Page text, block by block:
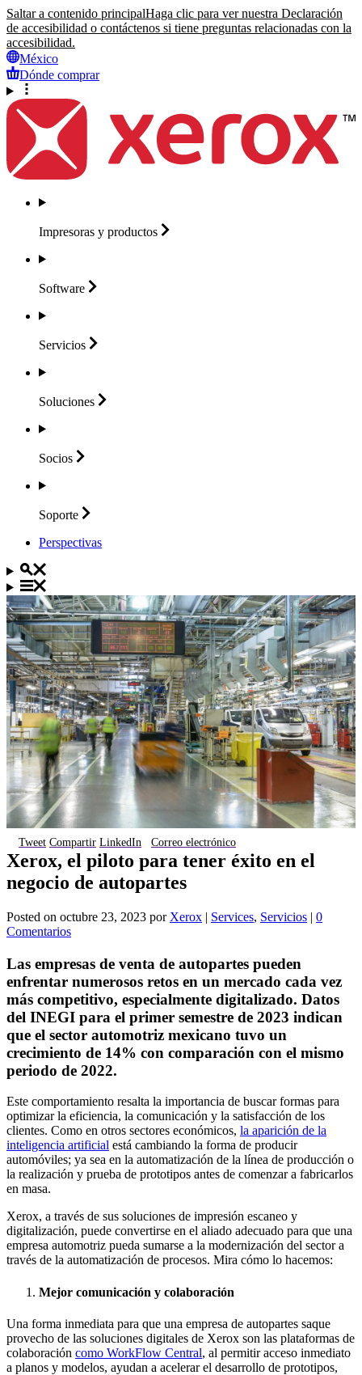
Saltar a contenido principalHaga clic para ver nuestra Declaración
de accesibilidad o contáctenos si tiene preguntas relacionadas con la
accesibilidad.
México
Dónde comprar
Impresoras y productos
Software
Servicios
Soluciones
Socios
Soporte
Perspectivas
Tweet Compartir LinkedIn Correo electrónico
Xerox, el piloto para tener éxito en el
negocio de autopartes
Posted on octubre 23, 2023 por Xerox | Services, Servicios | 0
Comentarios
Las empresas de venta de autopartes pueden
enfrentar numerosos retos en un mercado cada vez
más competitivo, especialmente digitalizado. Datos
del INEGI para el primer semestre de 2023 indican
que el sector automotriz mexicano tuvo un
crecimiento de 14% con comparación con el mismo
periodo de 2022.
Este comportamiento resalta la importancia de buscar formas para
optimizar la eficiencia, la comunicación y la satisfacción de los
clientes. Como en otros sectores económicos, la aparición de la
inteligencia artificial está cambiando la forma de producir
automóviles; ya sea en la automatización de la línea de producción o
la realización y prueba de prototipos antes de comenzar a fabricarlos
en masa.
Xerox, a través de sus soluciones de impresión escaneo y
digitalización, puede convertirse en el aliado adecuado para que una
empresa automotriz pueda sumarse a la modernización del sector a
través de la automatización de procesos. Mira cómo lo hacemos:
Mejor comunicación y colaboración
Una forma inmediata para que una empresa de autopartes saque
provecho de las soluciones digitales de Xerox son las plataformas de
colaboración como WorkFlow Central, al permitir acceso inmediato
a planos y modelos, ayudan a acelerar el desarrollo de prototipos,